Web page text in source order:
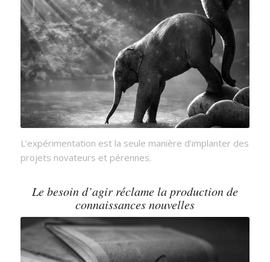
L’expérimentation est la seule manière d’implanter des
projets novateurs et pérennes.
Le besoin d’agir réclame la production de
connaissances nouvelles